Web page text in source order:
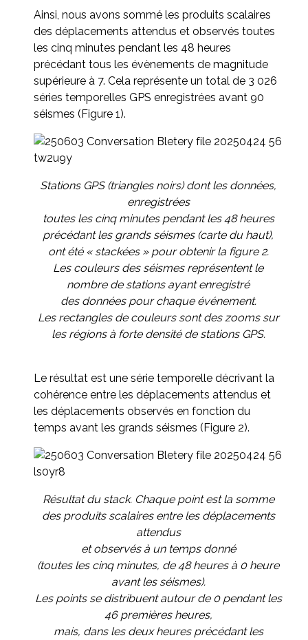
Ainsi, nous avons sommé les produits scalaires
des déplacements attendus et observés toutes
les cinq minutes pendant les 48 heures
précédant tous les évènements de magnitude
supérieure à 7. Cela représente un total de 3 026
séries temporelles GPS enregistrées avant 90
séismes (Figure 1).
Stations GPS (triangles noirs) dont les données,
enregistrées
toutes les cinq minutes pendant les 48 heures
précédant les grands séismes (carte du haut),
ont été « stackées » pour obtenir la figure 2.
Les couleurs des séismes représentent le
nombre de stations ayant enregistré
des données pour chaque événement.
Les rectangles de couleurs sont des zooms sur
les régions à forte densité de stations GPS.
Le résultat est une série temporelle décrivant la
cohérence entre les déplacements attendus et
les déplacements observés en fonction du
temps avant les grands séismes (Figure 2).
Résultat du stack. Chaque point est la somme
des produits scalaires entre les déplacements
attendus
et observés à un temps donné
(toutes les cinq minutes, de 48 heures à 0 heure
avant les séismes).
Les points se distribuent autour de 0 pendant les
46 premières heures,
mais, dans les deux heures précédant les